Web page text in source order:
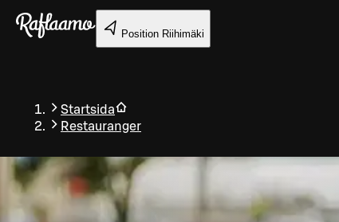
Gå till huvudinnehållet
Position Riihimäki
Startsida
Restauranger